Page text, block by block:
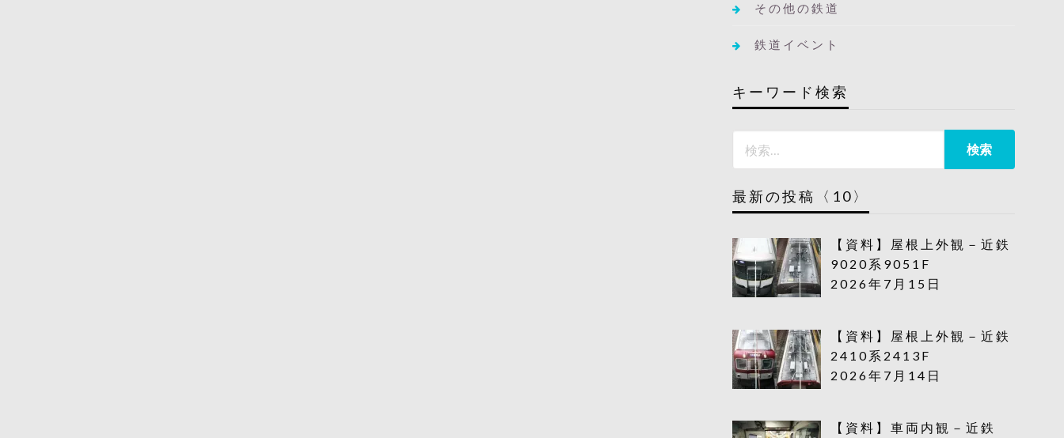
その他の鉄道
鉄道イベント
キーワード検索
最新の投稿〈10〉
【資料】屋根上外観－近鉄
9020系9051F
2026年7月15日
【資料】屋根上外観－近鉄
2410系2413F
2026年7月14日
【資料】車両内観－近鉄